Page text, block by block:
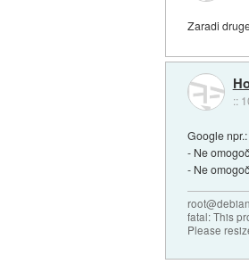
Zaradi
::
Google npr.:
- Ne
- Ne
fatal: This
Please